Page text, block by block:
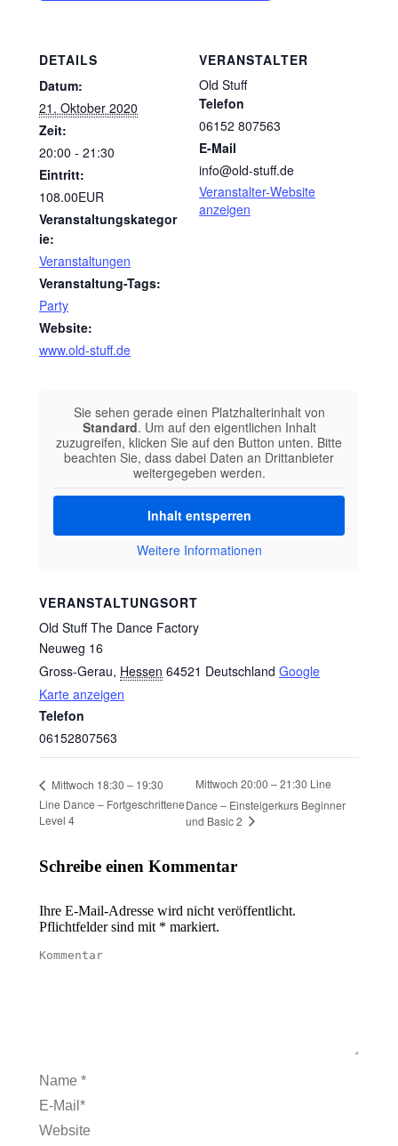
DETAILS
Datum:
21. Oktober 2020
Zeit:
20:00 - 21:30
Eintritt:
108.00EUR
Veranstaltungskategor
ie:
Veranstaltungen
Veranstaltung-Tags:
Party
Website:
www.old-stuff.de
VERANSTALTER
Old Stuff
Telefon
06152 807563
E-Mail
info@old-stuff.de
Veranstalter-Website
anzeigen
VERANSTALTUNGSORT
Old Stuff The Dance Factory
Neuweg 16
Gross-Gerau, Hessen 64521 Deutschland Google
Karte anzeigen
Telefon
06152807563
Sie sehen gerade einen Platzhalterinhalt von
Standard. Um auf den eigentlichen Inhalt
zuzugreifen, klicken Sie auf den Button unten. Bitte
beachten Sie, dass dabei Daten an Drittanbieter
weitergegeben werden.
Inhalt entsperren
Weitere Informationen
Mittwoch 18:30 – 19:30
Line Dance – Fortgeschrittene
Level 4
Mittwoch 20:00 – 21:30 Line
Dance – Einsteigerkurs Beginner
und Basic 2
Schreibe einen Kommentar
Ihre E-Mail-Adresse wird nicht veröffentlicht.
Pflichtfelder sind mit * markiert.
Kommentar
Name *
E-Mail *
Website